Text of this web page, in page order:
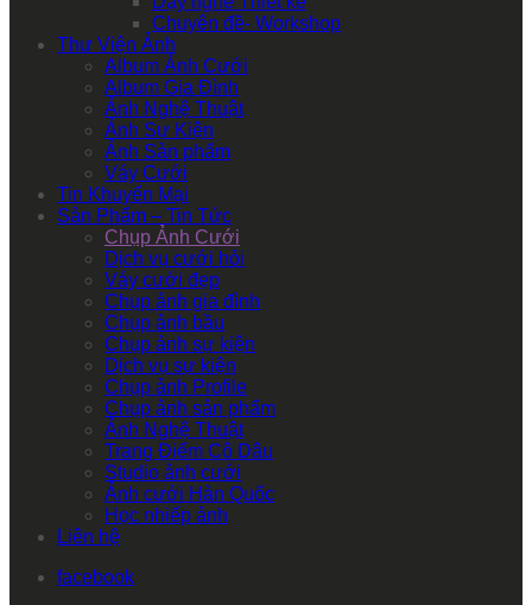
Chuyên đề- Workshop
Thư Viện Ảnh
Album Ảnh Cưới
Album Gia Đình
Ảnh Nghệ Thuật
Ảnh Sự Kiện
Ảnh Sản phẩm
Váy Cưới
Tin Khuyến Mại
Sản Phẩm – Tin Tức
Chụp Ảnh Cưới
Dịch vụ cưới hỏi
Váy cưới đẹp
Chụp ảnh gia đình
Chụp ảnh bầu
Chụp ảnh sự kiện
Dịch vụ sự kiện
Chụp ảnh Profile
Chụp ảnh sản phẩm
Ảnh Nghệ Thuật
Trang Điểm Cô Dâu
Studio ảnh cưới
Ảnh cưới Hàn Quốc
Học nhiếp ảnh
Liên hệ
facebook